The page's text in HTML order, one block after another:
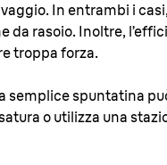
In entrambi i
da rasoio. Inoltre,
troppa forza.
semplice spuntatina
o utilizza una